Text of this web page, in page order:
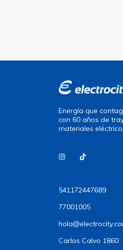
Energía que
con 60 años de
materiales
541172447689
77001005
Carlos Calvo 1860